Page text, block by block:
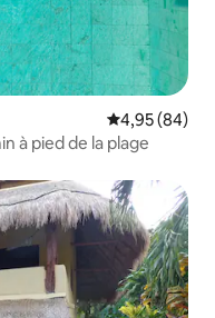
Évaluation
4,95 (84)
à pied de la plage